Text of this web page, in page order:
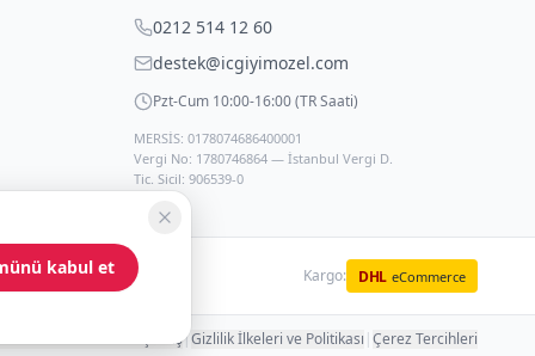
0212 514 12 60
destek@icgiyimozel.com
Pzt-Cum 10:00-16:00 (TR Saati)
MERSİS: 0178074686400001
Vergi No: 1780746864 — İstanbul Vergi D.
Tic. Sicil: 906539-0
Kargo: DHL eCommerce
ve Güvenli Alışveriş|Gizlilik İlkeleri ve Politikası |Çerez Tercihleri
kabul et